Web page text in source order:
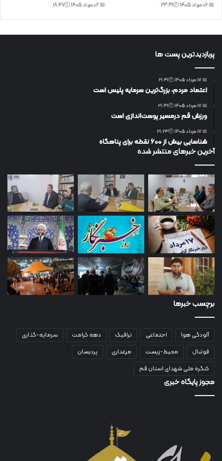
📅 06 مرداد 1405 🕙23:31 📅 02 مرداد 1405 🕙18:47
پربازدیدترین پست ها
📅 17 مرداد 1405 🕙21:41
اعتماد مردم، بزرگ‌ترین سرمایه پلیس است
📅 17 مرداد 1405 🕙21:31
ورزش قم درمسیر پوست‌اندازی است
📅 17 مرداد 1405 🕙21:23
شناسایی بیش از ۶۰۰ نقطه برای پناهگاه
آخرین خبرهای منتشر شده
برچسب خبرها
آلودگی هوا اجتماعی ترافیک دهه کرامت
سرمایه-گذاری
فوتبال
محیط-زیست مرغداری
پردیسان
کنگره ملی شهدای استان قم
مجوز پایگاه خبری